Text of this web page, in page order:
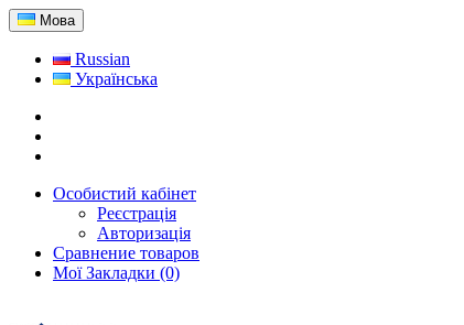
Мова
Russian
Українська
Особистий кабінет
Реєстрація
Авторизація
Сравнение товаров
Мої Закладки (0)